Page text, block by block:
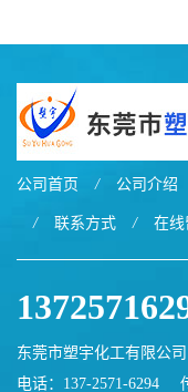
公司首页 / 公司介绍
/ 联系方式 / 在线
东莞市塑宇化工有限公司
电话：137-2571-6294